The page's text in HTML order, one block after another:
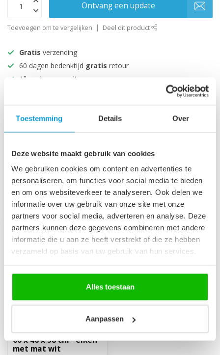
Toestemming Details Over
Deze website maakt gebruik van cookies
We gebruiken cookies om content en advertenties te
personaliseren, om functies voor social media te bieden
en om ons websiteverkeer te analyseren. Ook delen we
informatie over uw gebruik van onze site met onze
partners voor social media, adverteren en analyse. Deze
partners kunnen deze gegevens combineren met andere
informatie die u aan ze heeft verstrekt of die ze hebben
verzameld op basis van uw gebruik van hun services.
Alles toestaan
Aanpassen
Ontvang een update
Toevoegen om te vergelijken Deel dit product
Gratis verzending
60 dagen bedenktijd gratis retour
Alles uit voorraad!
Productomschrijving
Specificaties
Recent bekeken
Wastafelkast Manello
60 x 46 x 58 cm - eiken
met mat wit